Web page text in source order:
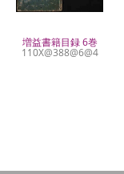
増益書籍目録 6巻
110X@388@6@4